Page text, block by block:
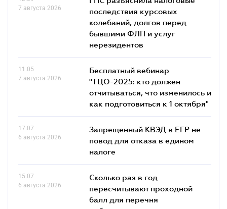
7 августа 2026
последствия курсовых
колебаний, долгов перед
бывшими ФЛП и услуг
нерезидентов
11.05
7 августа 2026
Бесплатный вебинар
"ТЦО-2025: кто должен
отчитываться, что изменилось и
как подготовиться к 1 октября"
17.07
6 августа 2026
Запрещенный КВЭД в ЕГР не
повод для отказа в едином
налоге
15.07
6 августа 2026
Сколько раз в год
пересчитывают проходной
балл для перечня